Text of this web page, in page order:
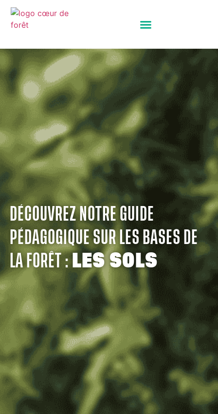
Panneau de gestion des cookies
DÉCOUVREZ NOTRE GUIDE
PÉDAGOGIQUE SUR LES BASES DE
LA FORÊT : LES SOLS